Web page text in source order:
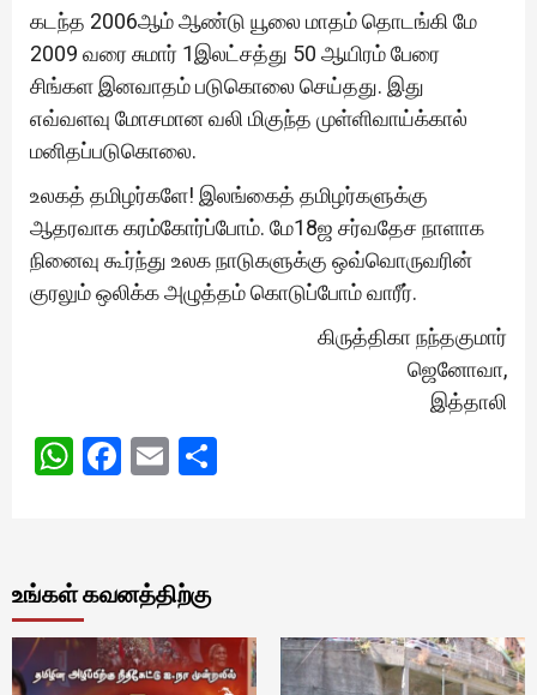
கடந்த 2006ஆம் ஆண்டு யூலை மாதம் தொடங்கி மே
2009 வரை சுமார் 1இலட்சத்து 50 ஆயிரம் பேரை
சிங்கள இனவாதம் படுகொலை செய்தது. இது
எவ்வளவு மோசமான வலி மிகுந்த முள்ளிவாய்க்கால்
மனிதப்படுகொலை.
உலகத் தமிழர்களே! இலங்கைத் தமிழர்களுக்கு
ஆதரவாக கரம்கோர்ப்போம். மே18ஜ சர்வதேச நாளாக
நினைவு கூர்ந்து உலக நாடுகளுக்கு ஒவ்வொருவரின்
குரலும் ஒலிக்க அழுத்தம் கொடுப்போம் வாரீர்.
கிருத்திகா நந்தகுமார்
ஜெனோவா,
இத்தாலி
WhatsApp
Facebook
Email
உங்கள் கவனத்திற்கு